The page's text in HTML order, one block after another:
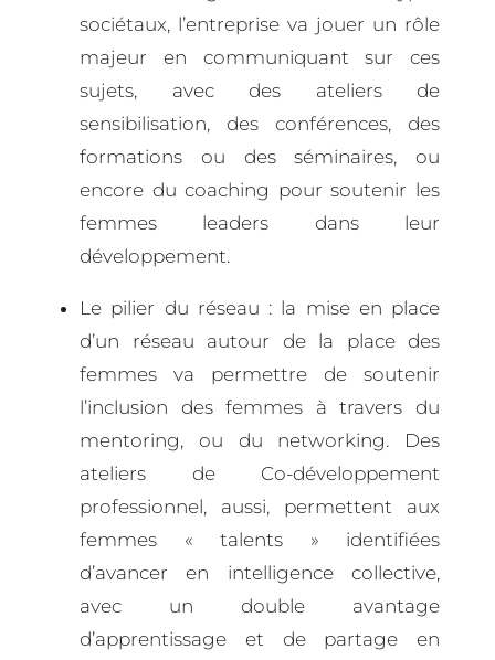
sociétaux, l’entreprise va jouer un rôle
majeur en communiquant sur ces
sujets, avec des ateliers de
sensibilisation, des conférences, des
formations ou des séminaires, ou
encore du coaching pour soutenir les
femmes leaders dans leur
développement.
Le pilier du réseau : la mise en place
d’un réseau autour de la place des
femmes va permettre de soutenir
l’inclusion des femmes à travers du
mentoring, ou du networking. Des
ateliers de Co-développement
professionnel, aussi, permettent aux
femmes « talents » identifiées
d’avancer en intelligence collective,
avec un double avantage
d’apprentissage et de partage en